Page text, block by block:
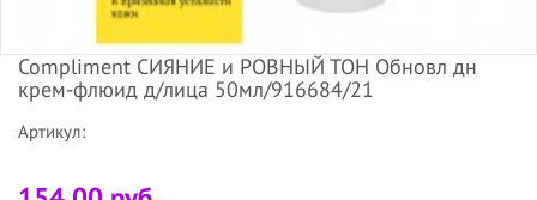
Compliment СИЯНИЕ и РОВНЫЙ ТОН Обновл дн
крем-флюид д/лица 50мл/916684/21
Артикул: